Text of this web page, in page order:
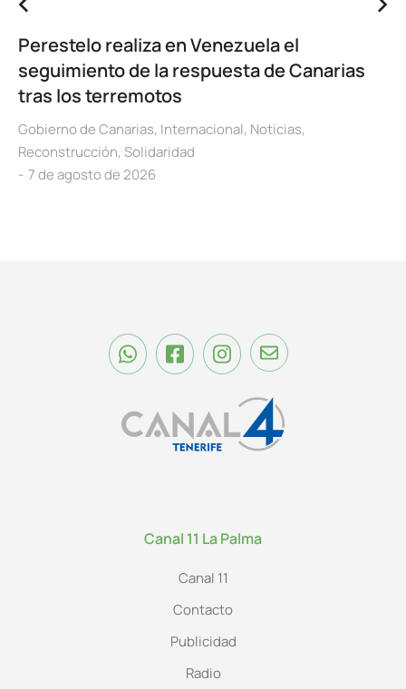
Perestelo realiza en Venezuela el
seguimiento de la respuesta de Canarias
tras los terremotos
Gobierno de Canarias, Internacional, Noticias,
Reconstrucción, Solidaridad
7 de agosto de 2026
Canal 11 La Palma
Canal 11
Contacto
Publicidad
Radio